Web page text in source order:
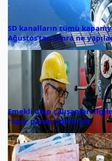
SD kanalların tümü
Ağustos’tan sonra ne
Emekli olup çalışanları
rapor parası ödemiyor